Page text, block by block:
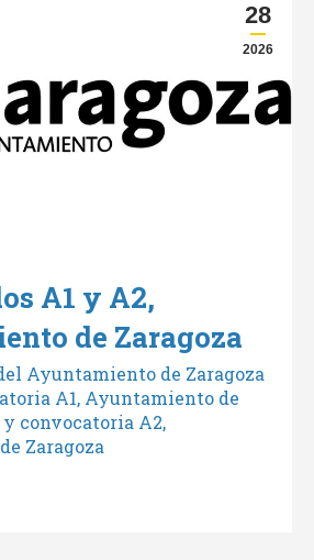
28
2026
A1 y A2,
de Zaragoza
Ayuntamiento de Zaragoza
A1, Ayuntamiento de
y convocatoria A2,
Zaragoza